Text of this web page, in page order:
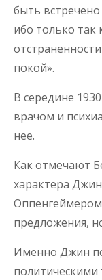
быть
ибо только
покой».
В середине
врачом и
нее.
Как отмечают
характера
предложения,
Именно Джин